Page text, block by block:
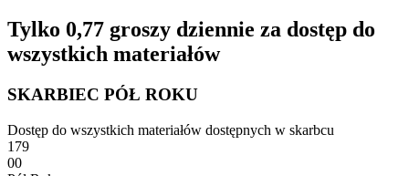
Tylko 0,77 groszy dziennie za dostęp do
wszystkich materiałów
SKARBIEC PÓŁ ROKU
Dostęp do wszystkich materiałów dostępnych w skarbcu
179
00